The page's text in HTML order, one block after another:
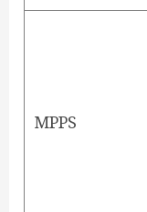
MPPS